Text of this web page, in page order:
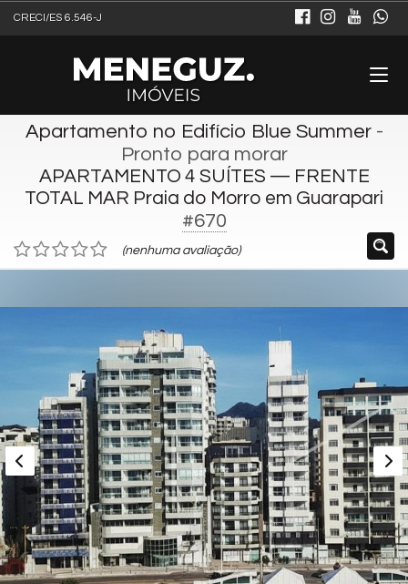
CRECI/ES 6.546-J
Apartamento no Edifício Blue Summer-
Pronto para morar
APARTAMENTO 4 SUÍTES — FRENTE
TOTAL MAR Praia do Morro em Guarapari
#670
(nenhuma avaliação)